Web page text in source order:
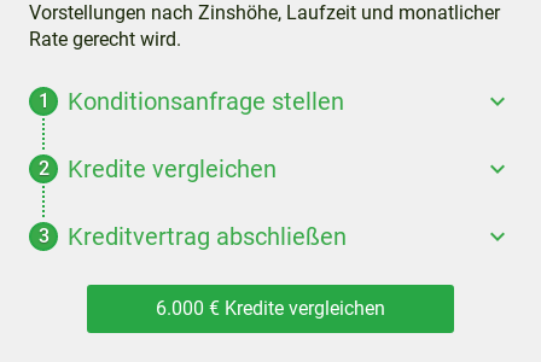
Vorstellungen nach Zinshöhe, Laufzeit und monatlicher
Rate gerecht wird.
Konditionsanfrage stellen
Kredite vergleichen
Kreditvertrag abschließen
6.000 € Kredite vergleichen